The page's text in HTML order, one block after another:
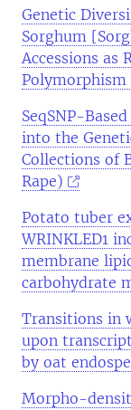
Genetic
Sorghum
Accessions as
Polymorphism
SeqSNP-
into the
Collections of
Rape)
Potato tuber
WRINKLED1
membrane
carbohydrate
Transitions in
upon
by oat
Morpho-